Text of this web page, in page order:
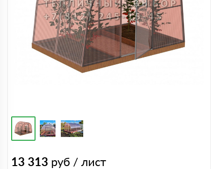
13 313 руб / лист